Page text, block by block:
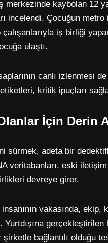
merkezinde kaybolan 12
incelendi. Çocuğun
iş birliği
ulaştı.
canlı izlenmesi de
kritik ipuçları
İçin Derin
sürmek, adeta bir
veritabanları, eski iletişim
devreye girer.
vakasında, ekip,
gerçekleştirilen
bağlantılı olduğu